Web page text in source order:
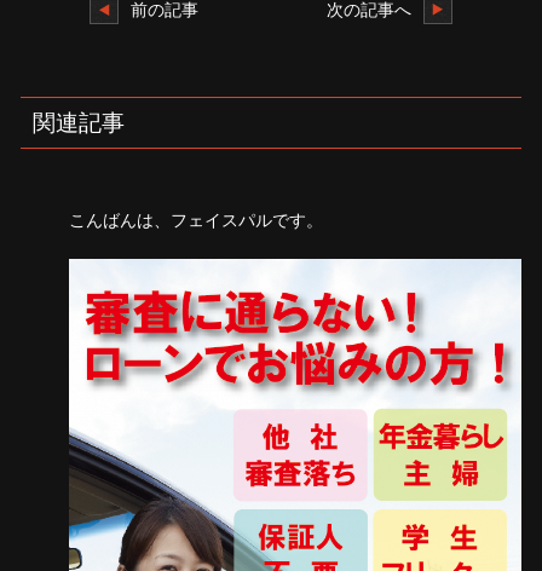
前の記事 次の記事へ
関連記事
こんばんは、フェイスパルです。